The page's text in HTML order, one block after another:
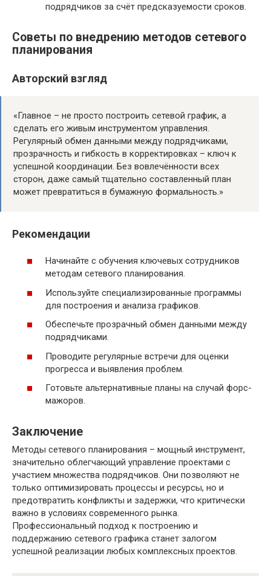
подрядчиков за счёт предсказуемости сроков.
Советы по внедрению методов сетевого
планирования
Авторский взгляд
«Главное – не просто построить сетевой график, а
сделать его живым инструментом управления.
Регулярный обмен данными между подрядчиками,
прозрачность и гибкость в корректировках – ключ к
успешной координации. Без вовлечённости всех
сторон, даже самый тщательно составленный план
может превратиться в бумажную формальность.»
Рекомендации
Начинайте с обучения ключевых сотрудников
методам сетевого планирования.
Используйте специализированные программы
для построения и анализа графиков.
Обеспечьте прозрачный обмен данными между
подрядчиками.
Проводите регулярные встречи для оценки
прогресса и выявления проблем.
Готовьте альтернативные планы на случай форс-
мажоров.
Заключение
Методы сетевого планирования – мощный инструмент,
значительно облегчающий управление проектами с
участием множества подрядчиков. Они позволяют не
только оптимизировать процессы и ресурсы, но и
предотвратить конфликты и задержки, что критически
важно в условиях современного рынка.
Профессиональный подход к построению и
поддержанию сетевого графика станет залогом
успешной реализации любых комплексных проектов.